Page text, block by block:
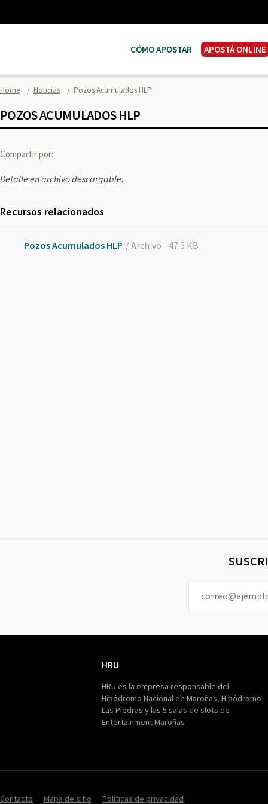
CÓMO APOSTAR APOSTÁ ONLINE
Home Noticias Pozos Acumulados HLP
POZOS ACUMULADOS HLP
Compartir por:
Detalle en archivo descargable.
Recursos relacionados
Pozos Acumulados HLP / Archivo - 47.5 KB
HRU
HRU es la empresa responsable del
Hipódromo Nacional de Maroñas, Hipódromo
Las Piedras y las 5 salas de slots de
Entertainment Maroñas
Contacto Mapa de sitio Políticas de privacidad